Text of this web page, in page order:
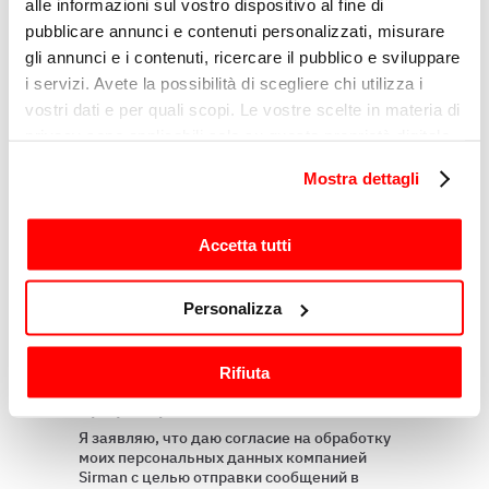
alle informazioni sul vostro dispositivo al fine di
pubblicare annunci e contenuti personalizzati, misurare
gli annunci e i contenuti, ricercare il pubblico e sviluppare
i servizi. Avete la possibilità di scegliere chi utilizza i
vostri dati e per quali scopi. Le vostre scelte in materia di
modificare o revocare il proprio consenso in qualsiasi
momento dalla Dichiarazione sui cookie o facendo clic
sull'icona di attivazione della privacy.
raccogliere informazioni sulla tua posizione
geografica, con un'approssimazione di qualche
Identificare il tuo dispositivo, scansionandolo
(impronte digitali).
Approfondisci come vengono elaborati i tuoi dati personali
Mostra dettagli
Accetta tutti
Personalizza
Rifiuta
Причина
Я заявляю, что даю согласие на обработку
моих персональных данных компанией
Sirman с целью отправки сообщений в